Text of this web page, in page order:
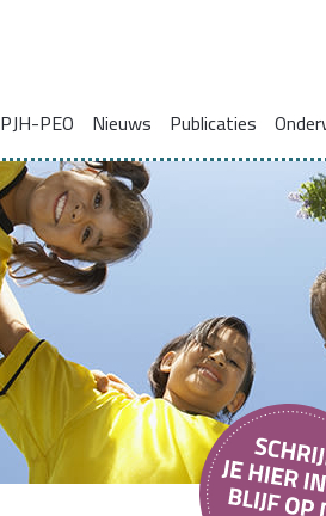
PJH-PEO Nieuws Publicaties
Onderzoeksrapporten
Blogs
voor gezinnen met complexe